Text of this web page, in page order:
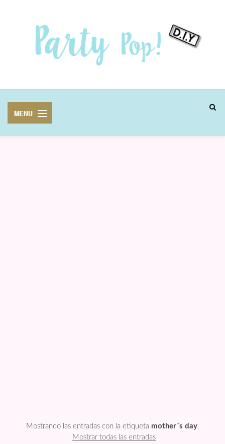
Mostrando las entradas con la etiqueta mother´s day.
Mostrar todas las entradas